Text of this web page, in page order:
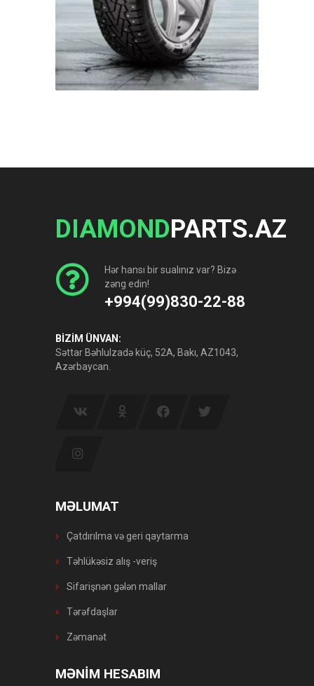
DIAMONDPARTS.AZ
Hər hansı bir sualınız var? Bizə
zəng edin!
+994(99)830-22-88
BİZİM ÜNVAN:
Səttar Bəhlulzadə küç, 52A, Bakı, AZ1043,
Azərbaycan.
MƏLUMAT
Çatdırılma və geri qaytarma
Təhlükəsiz alış -veriş
Sifarişnən gələn mallar
Tərəfdaşlar
Zəmanət
MƏNİM HESABIM